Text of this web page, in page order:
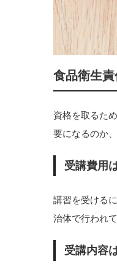
食品衛生
資格を取るた
要になるのか
受講費用
講習を受ける
治体で行われ
受講内容